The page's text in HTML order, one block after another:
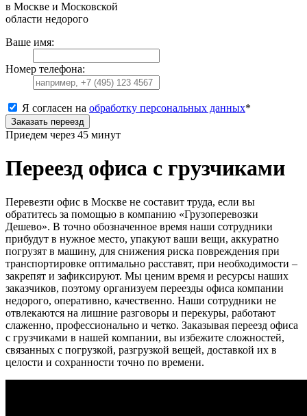
в Москве и Московской
области недорого
Ваше имя:
Номер телефона:
Я согласен на обработку персональных данных*
Заказать переезд
Приедем через 45 минут
Переезд офиса с грузчиками
Перевезти офис в Москве не составит труда, если вы
обратитесь за помощью в компанию «Грузоперевозки
Дешево». В точно обозначенное время наши сотрудники
прибудут в нужное место, упакуют ваши вещи, аккуратно
погрузят в машину, для снижения риска повреждения при
транспортировке оптимально расставят, при необходимости –
закрепят и зафиксируют. Мы ценим время и ресурсы наших
заказчиков, поэтому организуем переезды офиса компании
недорого, оперативно, качественно. Наши сотрудники не
отвлекаются на лишние разговоры и перекуры, работают
слаженно, профессионально и четко. Заказывая переезд офиса
с грузчиками в нашей компании, вы избежите сложностей,
связанных с погрузкой, разгрузкой вещей, доставкой их в
целости и сохранности точно по времени.